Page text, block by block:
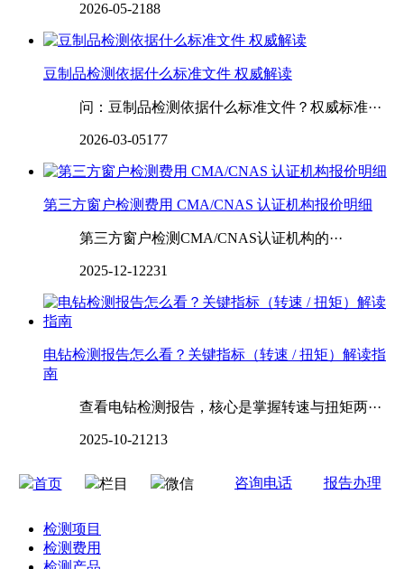
2026-05-2188
豆制品检测依据什么标准文件 权威解读
问：豆制品检测依据什么标准文件？权威标准···
2026-03-05177
第三方窗户检测费用 CMA/CNAS 认证机构报价明细
第三方窗户检测CMA/CNAS认证机构的···
2025-12-12231
电钻检测报告怎么看？关键指标（转速 / 扭矩）解读指
南
查看电钻检测报告，核心是掌握转速与扭矩两···
2025-10-21213
首页 栏目 微信 咨询电话 报告办理
检测项目
检测费用